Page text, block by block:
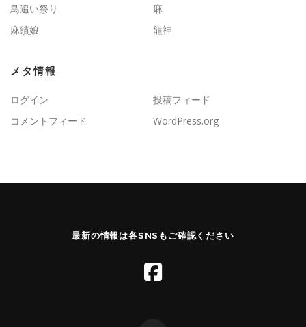
鳥追い祭り
麻
麻績娘
龍神
メタ情報
ログイン
投稿フィード
コメントフィード
WordPress.org
最新の情報は各SNSもご確認ください